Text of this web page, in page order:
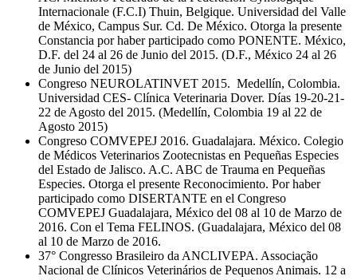
Internacionale (F.C.I) Thuin, Belgique. Universidad del Valle
de México, Campus Sur. Cd. De México. Otorga la presente
Constancia por haber participado como PONENTE. México,
D.F. del 24 al 26 de Junio del 2015. (D.F., México 24 al 26
de Junio del 2015)
Congreso NEUROLATINVET 2015. Medellín, Colombia.
Universidad CES- Clínica Veterinaria Dover. Días 19-20-21-
22 de Agosto del 2015. (Medellín, Colombia 19 al 22 de
Agosto 2015)
Congreso COMVEPEJ 2016. Guadalajara. México. Colegio
de Médicos Veterinarios Zootecnistas en Pequeñas Especies
del Estado de Jalisco. A.C. ABC de Trauma en Pequeñas
Especies. Otorga el presente Reconocimiento. Por haber
participado como DISERTANTE en el Congreso
COMVEPEJ Guadalajara, México del 08 al 10 de Marzo de
2016. Con el Tema FELINOS. (Guadalajara, México del 08
al 10 de Marzo de 2016.
37° Congresso Brasileiro da ANCLIVEPA. Associação
Nacional de Clínicos Veterinários de Pequenos Animais. 12 a